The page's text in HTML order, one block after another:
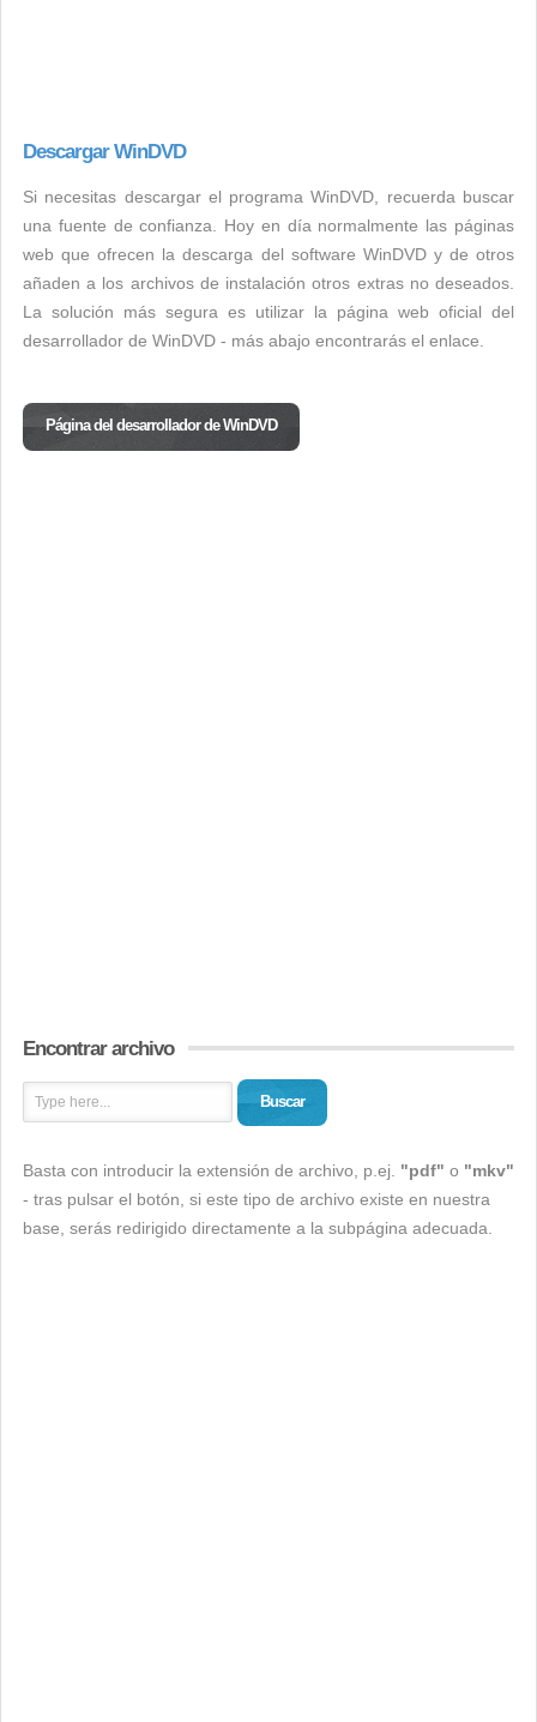
Descargar WinDVD
Si necesitas descargar el programa WinDVD, recuerda buscar
una fuente de confianza. Hoy en día normalmente las páginas
web que ofrecen la descarga del software WinDVD y de otros
añaden a los archivos de instalación otros extras no deseados.
La solución más segura es utilizar la página web oficial del
desarrollador de WinDVD - más abajo encontrarás el enlace.
Página del desarrollador de WinDVD
Encontrar archivo
Buscar
Basta con introducir la extensión de archivo, p.ej. "pdf" o "mkv"
- tras pulsar el botón, si este tipo de archivo existe en nuestra
base, serás redirigido directamente a la subpágina adecuada.